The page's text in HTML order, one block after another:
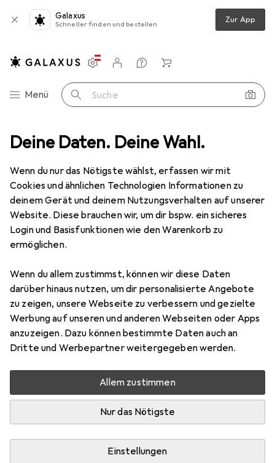
Deine Daten. Deine Wahl.
Wenn du nur das Nötigste wählst, erfassen wir mit
Cookies und ähnlichen Technologien Informationen zu
deinem Gerät und deinem Nutzungsverhalten auf unserer
Website. Diese brauchen wir, um dir bspw. ein sicheres
Login und Basisfunktionen wie den Warenkorb zu
ermöglichen.
Wenn du allem zustimmst, können wir diese Daten
darüber hinaus nutzen, um dir personalisierte Angebote
zu zeigen, unsere Webseite zu verbessern und gezielte
Werbung auf unseren und anderen Webseiten oder Apps
anzuzeigen. Dazu können bestimmte Daten auch an
Dritte und Werbepartner weitergegeben werden.
Allem zustimmen
Nur das Nötigste
Einstellungen
Galaxus
Schneller finden und bestellen Zur App
Navigation nach Kategorien
Menü Suche
Einstellungen
Kundenkonto
Vergleichslisten
Merklisten
Warenkorb
Basteln Bastelhilfsmittel Cutter Black & Decker Messer
8 Bilder
Black & DeckerMesser
Cutter
46
Bewertungen Marke
Mehr von Black & Decker
Aktuell nicht lieferbar
Benachrichtigen, wenn lieferbar
Vergleichen Merken